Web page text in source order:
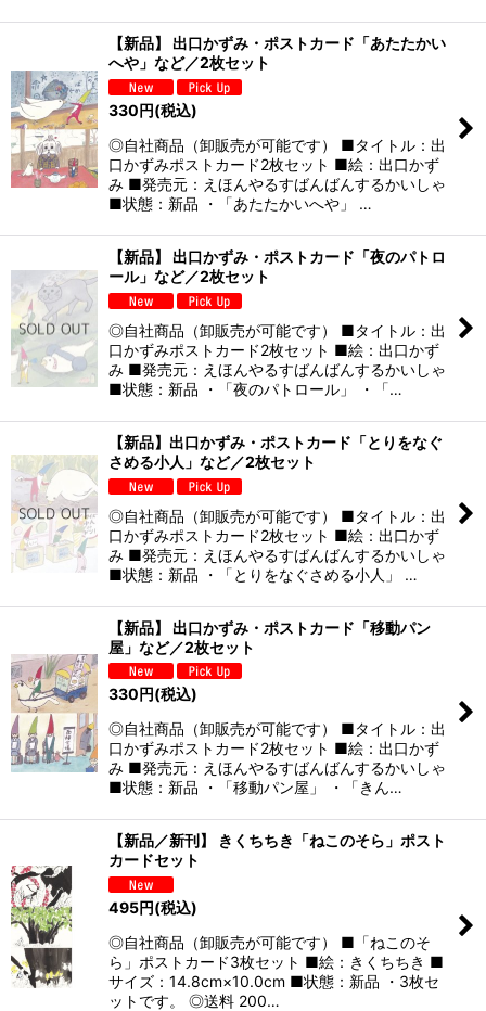
【新品】 出口かずみ・ポストカード「あたたかい
へや」など／2枚セット
330円(税込)
◎自社商品（卸販売が可能です） ■タイトル：出
口かずみポストカード2枚セット ■絵：出口かず
み ■発売元：えほんやるすばんばんするかいしゃ
■状態：新品 ・「あたたかいへや」 …
【新品】 出口かずみ・ポストカード「夜のパトロ
ール」など／2枚セット
◎自社商品（卸販売が可能です） ■タイトル：出
口かずみポストカード2枚セット ■絵：出口かず
み ■発売元：えほんやるすばんばんするかいしゃ
■状態：新品 ・「夜のパトロール」 ・「…
【新品】出口かずみ・ポストカード「とりをなぐ
さめる小人」など／2枚セット
◎自社商品（卸販売が可能です） ■タイトル：出
口かずみポストカード2枚セット ■絵：出口かず
み ■発売元：えほんやるすばんばんするかいしゃ
■状態：新品 ・「とりをなぐさめる小人」 …
【新品】 出口かずみ・ポストカード「移動パン
屋」など／2枚セット
330円(税込)
◎自社商品（卸販売が可能です） ■タイトル：出
口かずみポストカード2枚セット ■絵：出口かず
み ■発売元：えほんやるすばんばんするかいしゃ
■状態：新品 ・「移動パン屋」 ・「きん…
【新品／新刊】 きくちちき「ねこのそら」ポスト
カードセット
495円(税込)
◎自社商品（卸販売が可能です） ■「ねこのそ
ら」ポストカード3枚セット ■絵：きくちちき ■
サイズ：14.8cm×10.0cm ■状態：新品 ・3枚セ
ットです。 ◎送料 200…